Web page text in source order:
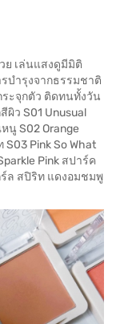
ย เล่นแสงดูมีมิติ
บำรุงจากธรรมชาติ
ระจุกตัว ติดทนทั้งวัน
ผิว S01 Unusual
S02 Orange
Pink So What
Pink สปาร์ค
ร์ล สปิริท แดงอมชมพู